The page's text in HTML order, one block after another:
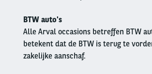
BTW auto's
Alle Arval occasions betreffen BTW
betekent dat de BTW is terug te
zakelijke aanschaf.